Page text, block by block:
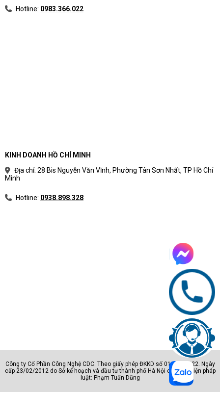
Hotline: 0983.366.022
KINH DOANH HỒ CHÍ MINH
Địa chỉ: 28 Bis Nguyễn Văn Vĩnh, Phường Tân Sơn Nhất, TP Hồ Chí
Minh
Hotline: 0938.898.328
Công ty Cổ Phần Công Nghệ CDC. Theo giấy phép ĐKKD số 0105801222. Ngày
cấp 23/02/2012 do Sở kế hoạch và đầu tư thành phố Hà Nội cấp. Đại diện pháp
luật: Phạm Tuấn Dũng